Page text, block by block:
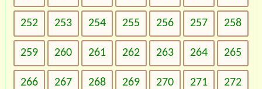
252 253 254 255 256 257 258
259 260 261 262 263 264 265
266 267 268 269 270 271 272